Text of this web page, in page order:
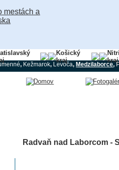
Košický
kraj
kraj
, Kežmarok, Levoča, Medzilaborce,
Radvaň nad Laborcom -